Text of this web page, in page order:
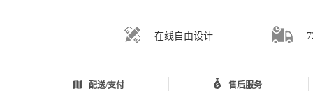
在线自由设计
配送/支付
售后服务